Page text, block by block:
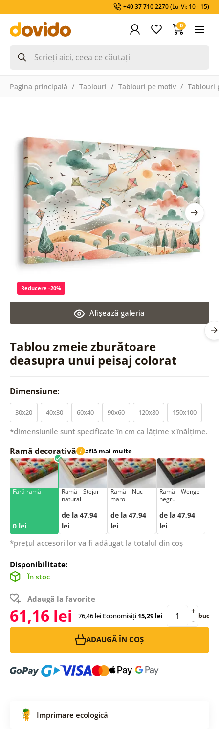
+40 37 710 2270(Lu-Vi: 10 - 15)
0
Pagina principală Tablouri Tablouri pe motiv Tablouri
Tablou zmeie zburătoare
deasupra unui peisaj colorat
Afişează galeria
Reducere -20%
Dimensiune:
30x20 40x30 60x40 90x60 120x80 150x100
*dimensiunile sunt specificate în cm ca lățime x înălțime.
Ramă decorativă i află mai multe
Fără ramă
0 lei
Ramă – Stejar
natural
de la 47,94
lei
Ramă – Nuc
maro
de la 47,94
lei
Ramă – Wenge
negru
de la 47,94
lei
*prețul accesoriilor va fi adăugat la totalul din coș
Disponibilitate:
În stoc
Adaugă la favorite
61,16 lei 76,46 lei Economisiți15,29 lei -
+ buc
ADAUGĂ ÎN COȘ
Imprimare ecologică